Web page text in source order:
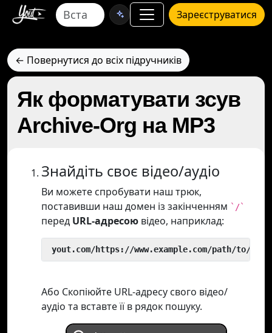
Зареєструватися
← Повернутися до всіх підручників
Як форматувати зсув
Archive-Org на MP3
Знайдіть своє відео/аудіо
Ви можете спробувати наш трюк,
поставивши наш домен із закінченням `/`
перед URL-адресою відео, наприклад:
yout.com/https://www.example.com/path/to/
Або Скопіюйте URL-адресу свого відео/
аудіо та вставте її в рядок пошуку.